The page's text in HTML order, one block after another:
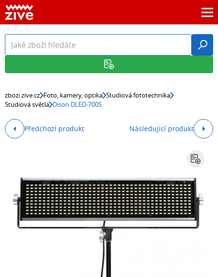
zbozi.zive.cz Foto, kamery, optika Studiová fototechnika
Studiová světla Dison DLED-700S
Předchozí produkt Následující produkt